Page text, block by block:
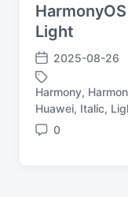
Light
发
布
日
期
2025-08-26
标
签
Harmony,
Huawei, Italic,
评
0